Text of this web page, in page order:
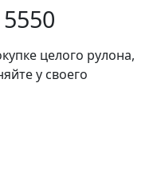
целого рулона,
у своего